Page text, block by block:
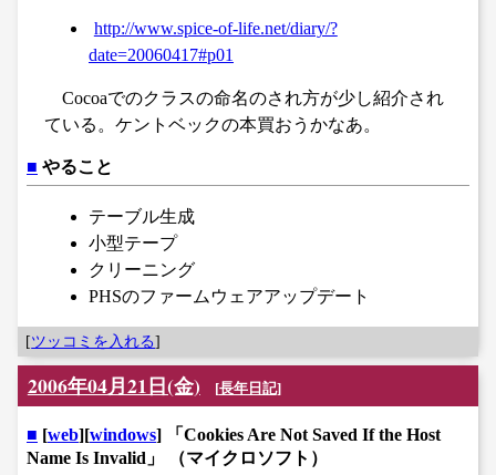
http://www.spice-of-life.net/diary/?
date=20060417#p01
Cocoaでのクラスの命名のされ方が少し紹介され
ている。ケントベックの本買おうかなあ。
■ やること
テーブル生成
小型テープ
クリーニング
PHSのファームウェアアップデート
[ツッコミを入れる]
2006年04月21日(金) [長年日記]
■ [web][windows] 「Cookies Are Not Saved If the Host
Name Is Invalid」 （マイクロソフト）